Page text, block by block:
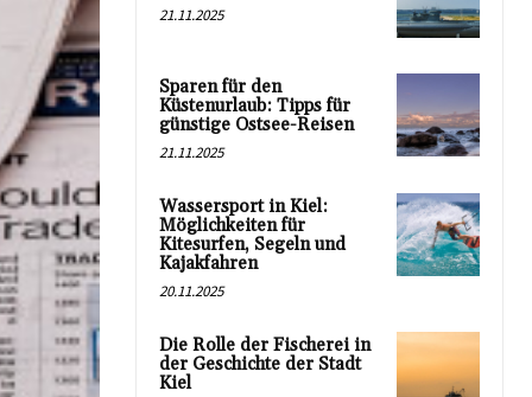
21.11.2025
Sparen für den
Küstenurlaub: Tipps für
günstige Ostsee-Reisen
21.11.2025
Wassersport in Kiel:
Möglichkeiten für
Kitesurfen, Segeln und
Kajakfahren
20.11.2025
Die Rolle der Fischerei in
der Geschichte der Stadt
Kiel